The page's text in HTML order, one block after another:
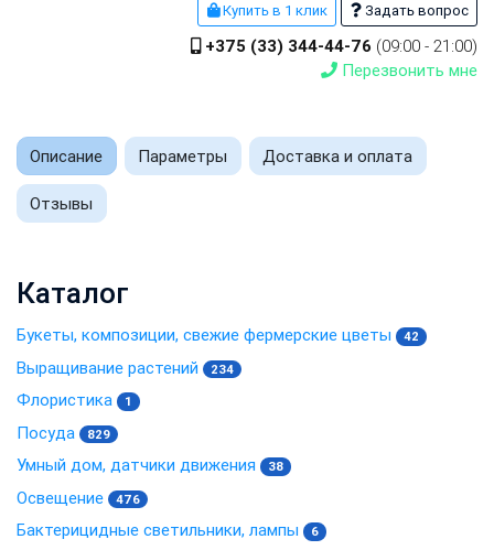
Купить в 1 клик Задать вопрос
+375 (33) 344-44-76 (09:00 - 21:00)
Перезвонить мне
Описание Параметры Доставка и оплата
Отзывы
Каталог
Букеты, композиции, свежие фермерские цветы 42
Выращивание растений 234
Флористика 1
Посуда 829
Умный дом, датчики движения 38
Освещение 476
Бактерицидные светильники, лампы 6